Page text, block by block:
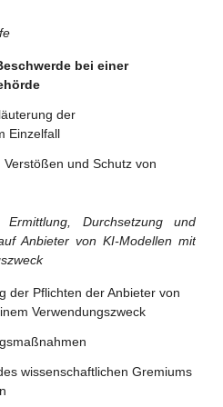
an notifizierte Stellen
Konformität mit den
Stellen
der notifizierten Stellen
und Verzeichnisse
Notifizierungen
der Kompetenz notifizierter
bei einer
der
Einzelfall
und Schutz von
Durchsetzung und
Anbieter von KI-Modellen mit
der Pflichten der Anbieter von
Verwendungszweck
wissenschaftlichen Gremiums